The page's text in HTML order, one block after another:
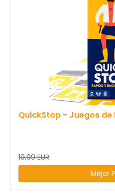
QuickStop - Juegos de
19,99 EUR
Mejor